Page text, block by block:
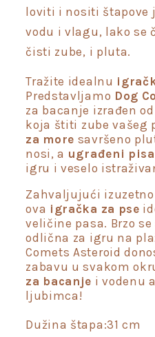
loviti i nositi štapove
vodu i vlagu, lako se
čisti zube, i pluta.
Tražite idealnu
Predstavljamo Dog
za bacanje izrađen
koja štiti zube vašeg
za more savršeno
nosi, a ugrađeni
igru i veselo
Zahvaljujući
ova igračka za pse
veličine pasa. Brzo
odlična za igru na
Comets Asteroid
zabavu u svakom
za bacanje i vodenu
ljubimca!
Dužina štapa:31 cm